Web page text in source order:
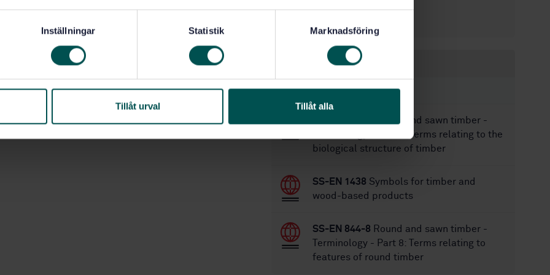
Inställningar Statistik Marknadsföring
Tillåt urval Tillåt alla
Within the same area
STANDARDS
Round and sawn timber -
Terminology - Part 7: Terms relating to the
biological structure of timber
SS-EN 1438 Symbols for timber and
wood-based products
SS-EN 844-8 Round and sawn timber -
Terminology - Part 8: Terms relating to
features of round timber